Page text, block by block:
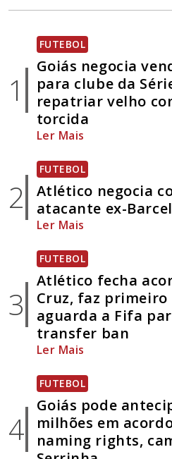
1
FUTEBOL
Goiás negocia
para clube da
repatriar velho
torcida
Ler Mais
2
FUTEBOL
Atlético negocia
atacante ex-
Ler Mais
3
FUTEBOL
Atlético fecha
Cruz, faz
aguarda a Fifa
transfer ban
Ler Mais
4
FUTEBOL
Goiás pode
milhões em
naming rights,